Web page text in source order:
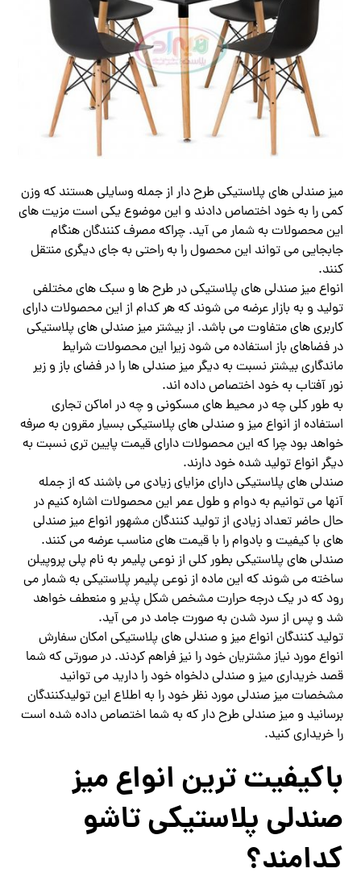
میز صندلی های پلاستیکی طرح دار از جمله وسایلی هستند که وزن
کمی را به خود اختصاص دادند و این موضوع یکی است مزیت های
این محصولات به شمار می‌ آید. چراکه مصرف کنندگان هنگام
جابجایی می تواند این محصول را به راحتی به جای دیگری منتقل
کنند.
انواع میز صندلی های پلاستیکی در طرح ها و سبک های مختلفی
تولید و به بازار عرضه می شوند که هر کدام از این محصولات دارای
کاربری های متفاوت می باشد. از بیشتر میز صندلی های پلاستیکی
در فضاهای باز استفاده می شود زیرا این محصولات شرایط
ماندگاری بیشتر نسبت به دیگر میز صندلی ها را در فضای باز و زیر
نور آفتاب به خود اختصاص داده‌ اند.
به طور کلی چه در محیط های مسکونی و چه در اماکن تجاری
استفاده از انواع میز و صندلی های پلاستیکی بسیار مقرون به صرفه
خواهد بود چرا که این محصولات دارای قیمت پایین تری نسبت به
دیگر انواع تولید شده خود دارند.
صندلی های پلاستیکی دارای مزایای زیادی می باشند که از جمله
آنها می توانیم به دوام و طول عمر این محصولات اشاره کنیم در
حال حاضر تعداد زیادی از تولید کنندگان مشهور انواع میز صندلی
های با کیفیت و بادوام را با قیمت های مناسب عرضه می کنند.
صندلی های پلاستیکی بطور کلی از نوعی پلیمر به نام پلی پروپیلن
ساخته می شوند که این ماده از نوعی پلیمر پلاستیکی به شمار می‌
رود که در یک درجه حرارت مشخص شکل پذیر و منعطف خواهد
شد و پس از سرد شدن به صورت جامد در می آید.
تولید کنندگان انواع میز و صندلی های پلاستیکی امکان سفارش
انواع مورد نیاز مشتریان خود را نیز فراهم کردند. در صورتی که شما
قصد خریداری میز و صندلی دلخواه خود را دارید می توانید
مشخصات میز صندلی مورد نظر خود را به اطلاع این تولیدکنندگان
برسانید و میز صندلی طرح دار که به شما اختصاص داده شده است
را خریداری کنید.
باکیفیت ترین انواع میز
صندلی پلاستیکی تاشو
کدامند؟